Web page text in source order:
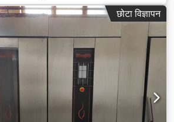
छोटा विज्ञापन